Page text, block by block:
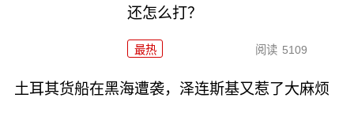
还怎么打？
最热 阅读 5109
土耳其货船在黑海遭袭，泽连斯基又惹了大麻烦